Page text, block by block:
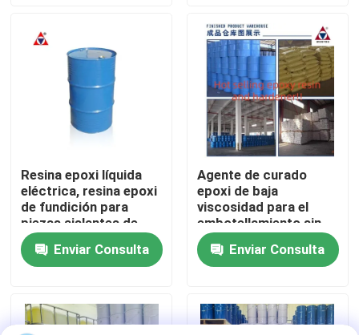
Sobre nosotros
Recorrido por la fábrica
Control de calidad
Contacta con nosotros
Solicitar una cita
Resina epoxi líquida
eléctrica, resina epoxi
de fundición para
piezas aislantes de
media y alta tensión
Enviar Consulta
Agente de curado
epoxi de baja
viscosidad para el
embotellamiento sin
vacío de MV CT y
transformadores
potenciales
Enviar Consulta